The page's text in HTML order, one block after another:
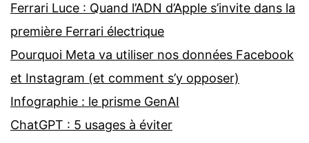
Ferrari Luce : Quand l’ADN d’Apple s’invite dans la
première Ferrari électrique
Pourquoi Meta va utiliser nos données Facebook
et Instagram (et comment s’y opposer)
Infographie : le prisme GenAI
ChatGPT : 5 usages à éviter